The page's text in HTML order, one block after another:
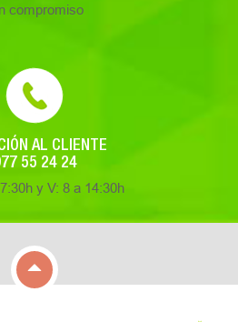
compromiso
AL CLIENTE
55 24 24
y V: 8 a 14:30h
